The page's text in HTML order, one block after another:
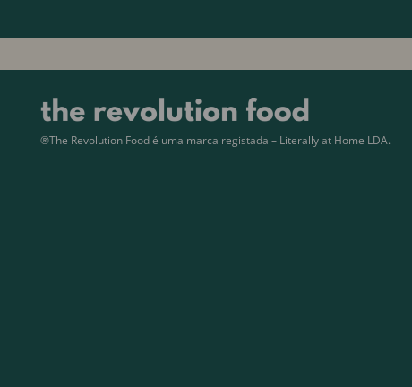
®The Revolution Food é uma marca registada – Literally at Home LDA.